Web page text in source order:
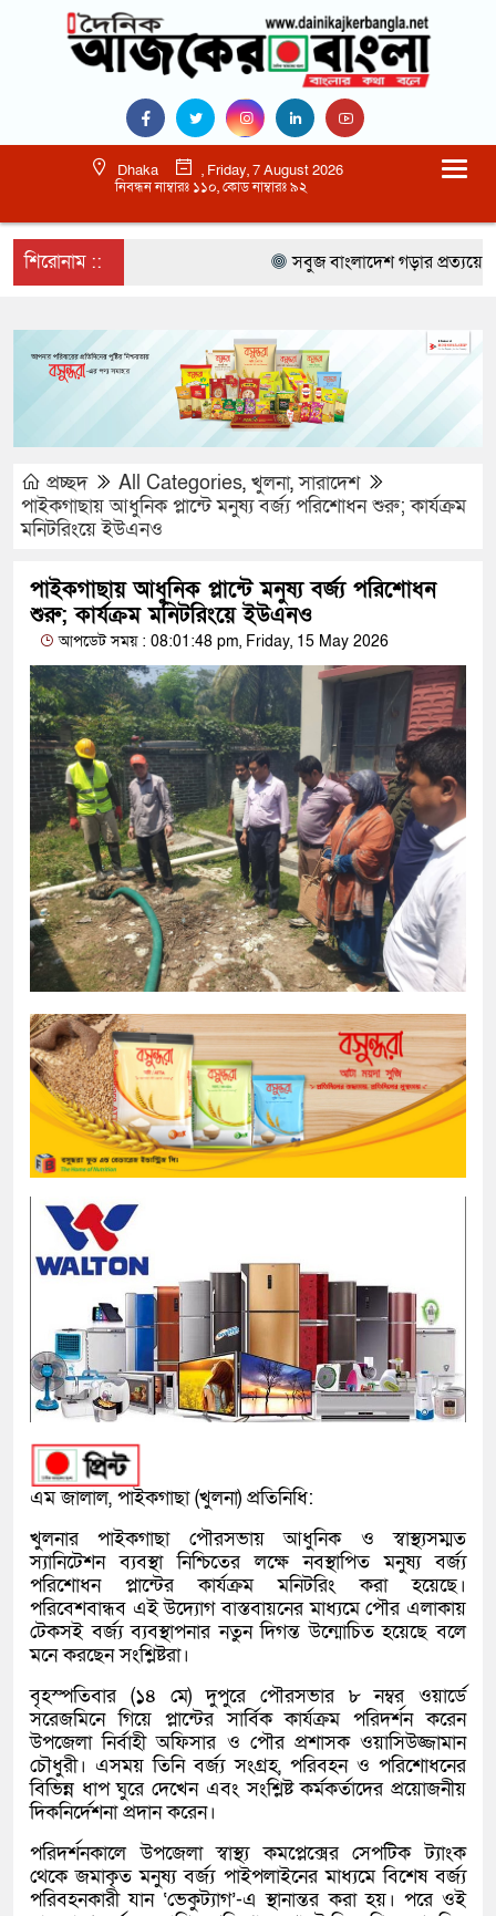
Dhaka
, Friday, 7 August 2026
নিবন্ধন নাম্বারঃ ১১০, কোড নাম্বারঃ ৯২
শিরোনাম :: সবুজ বাংলাদেশ গড়ার প্রত্যয়ে
প্রচ্ছদ All Categories, খুলনা,সারাদেশ
পাইকগাছায় আধুনিক প্লান্টে মনুষ্য বর্জ্য পরিশোধন শুরু; কার্যক্রম
মনিটরিংয়ে ইউএনও
পাইকগাছায় আধুনিক প্লান্টে মনুষ্য বর্জ্য পরিশোধন
শুরু; কার্যক্রম মনিটরিংয়ে ইউএনও
আপডেট সময় : 08:01:48 pm, Friday, 15 May 2026
এম জালাল, পাইকগাছা (খুলনা) প্রতিনিধি:
খুলনার পাইকগাছা পৌরসভায় আধুনিক ও স্বাস্থ্যসম্মত
স্যানিটেশন ব্যবস্থা নিশ্চিতের লক্ষে নবস্থাপিত মনুষ্য বর্জ্য
পরিশোধন প্লান্টের কার্যক্রম মনিটরিং করা হয়েছে।
পরিবেশবান্ধব এই উদ্যোগ বাস্তবায়নের মাধ্যমে পৌর এলাকায়
টেকসই বর্জ্য ব্যবস্থাপনার নতুন দিগন্ত উন্মোচিত হয়েছে বলে
মনে করছেন সংশ্লিষ্টরা।
বৃহস্পতিবার (১৪ মে) দুপুরে পৌরসভার ৮ নম্বর ওয়ার্ডে
সরেজমিনে গিয়ে প্লান্টের সার্বিক কার্যক্রম পরিদর্শন করেন
উপজেলা নির্বাহী অফিসার ও পৌর প্রশাসক ওয়াসিউজ্জামান
চৌধুরী। এসময় তিনি বর্জ্য সংগ্রহ, পরিবহন ও পরিশোধনের
বিভিন্ন ধাপ ঘুরে দেখেন এবং সংশ্লিষ্ট কর্মকর্তাদের প্রয়োজনীয়
দিকনির্দেশনা প্রদান করেন।
পরিদর্শনকালে উপজেলা স্বাস্থ্য কমপ্লেক্সের সেপটিক ট্যাংক
থেকে জমাকৃত মনুষ্য বর্জ্য পাইপলাইনের মাধ্যমে বিশেষ বর্জ্য
পরিবহনকারী যান ‘ভেকুট্যাগ’-এ স্থানান্তর করা হয়। পরে ওই